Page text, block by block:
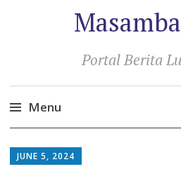
Portal Berita
Menu
to
JUNE 5, 2024